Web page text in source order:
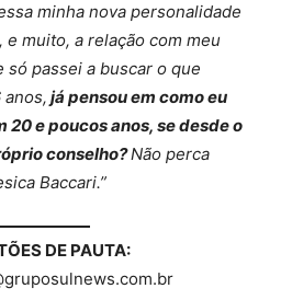
minha nova personalidade
muito, a relação com meu
só passei a buscar o que
já pensou em como eu
e poucos anos, se desde o
conselho?Não perca
Baccari.”
DE PAUTA: